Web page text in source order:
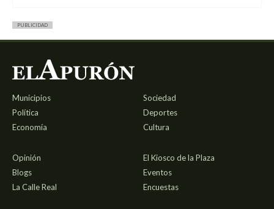
PUBLICIDAD
Municipios
Política
Economía
Sociedad
Deportes
Cultura
Opinión
Blogs
La Calle Real
El Kiosco de la Plaza
Eventos
Encuestas